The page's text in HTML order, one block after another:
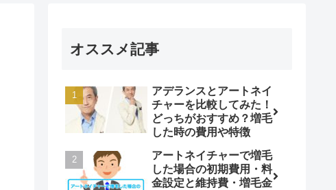
オススメ記事
アデランスとアートネイ
チャーを比較してみた！
どっちがおすすめ？増毛
した時の費用や特徴
アートネイチャーで増毛
した場合の初期費用・料
金設定と維持費・増毛金